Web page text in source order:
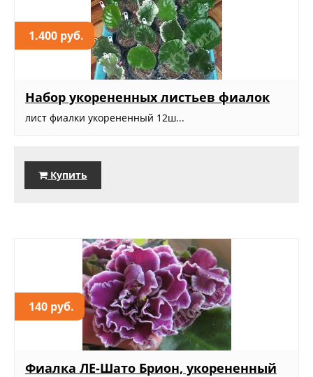
1.400 руб.
Набор укорененных листьев фиалок
лист фиалки укорененный 12ш...
Купить
140 руб.
Фиалка ЛЕ-Шато Брион, укорененный